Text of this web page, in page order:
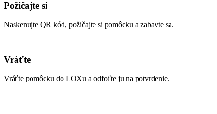
Požičajte si
Naskenujte QR kód, požičajte si pomôcku a zabavte sa.
Vráťte
Vráťte pomôcku do LOXu a odfoťte ju na potvrdenie.